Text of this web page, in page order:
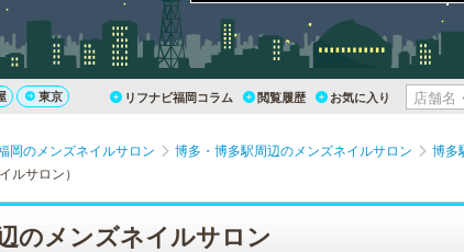
東京 リフナビ福岡コラム 閲覧履歴 お気に入り
岡のメンズネイルサロン 博多・博多駅周辺のメンズネイルサロン 博多
ルサロン）
のメンズネイルサロン